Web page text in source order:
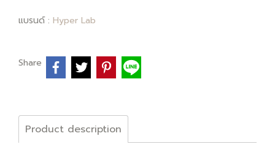
แบรนด์ : Hyper Lab
Share
Product description